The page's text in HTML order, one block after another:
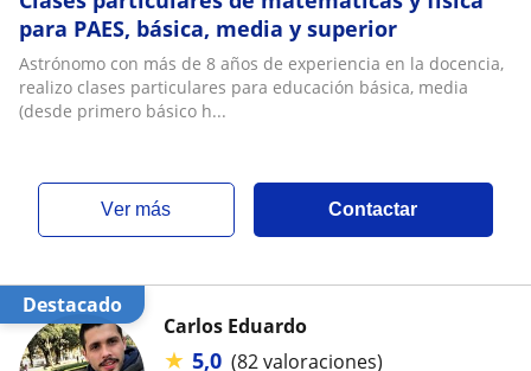
para PAES, básica, media y superior
Astrónomo con más de 8 años de experiencia en la docencia,
realizo clases particulares para educación básica, media
(desde primero básico h...
ver más Contactar
Destacado
Carlos Eduardo
★ 5,0 (82 valoraciones)